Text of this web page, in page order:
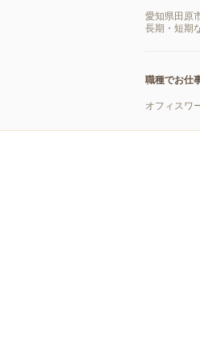
愛知県田原
長期・短期
職種でお仕
オフィスワ